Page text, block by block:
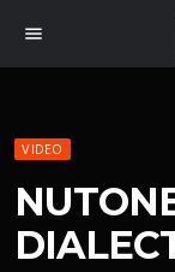
menu
VIDEO